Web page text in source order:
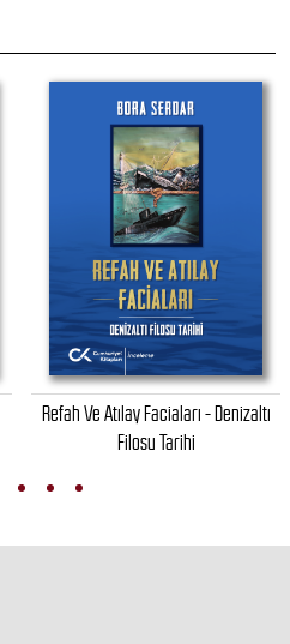
Refah Ve Atılay Faciaları - Denizaltı
Filosu Tarihi